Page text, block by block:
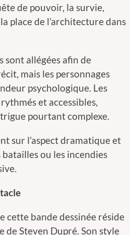
de pouvoir, la survie,
place de l’architecture dans
sont allégées afin de
mais les personnages
psychologique. Les
et accessibles,
pourtant complexe.
sur l’aspect dramatique et
ou les incendies
cette bande dessinée réside
de Steven Dupré. Son style